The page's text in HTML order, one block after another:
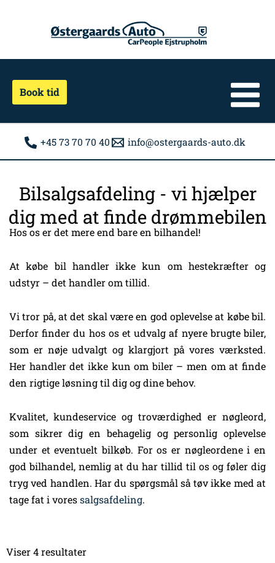
Book tid
+45 73 70 70 40 info@ostergaards-auto.dk
Bilsalgsafdeling - vi hjælper
dig med at finde drømmebilen
Hos os er det mere end bare en bilhandel!
At købe bil handler ikke kun om hestekræfter og
udstyr – det handler om tillid.
Vi tror på, at det skal være en god oplevelse at købe bil.
Derfor finder du hos os et udvalg af nyere brugte biler,
som er nøje udvalgt og klargjort på vores værksted.
Her handler det ikke kun om biler – men om at finde
den rigtige løsning til dig og dine behov.
Kvalitet, kundeservice og troværdighed er nøgleord,
som sikrer dig en behagelig og personlig oplevelse
under et eventuelt bilkøb. For os er nøgleordene i en
god bilhandel, nemlig at du har tillid til os og føler dig
tryg ved handlen. Har du spørgsmål så tøv ikke med at
tage fat i voressalgsafdeling.
Viser 4 resultaterefter